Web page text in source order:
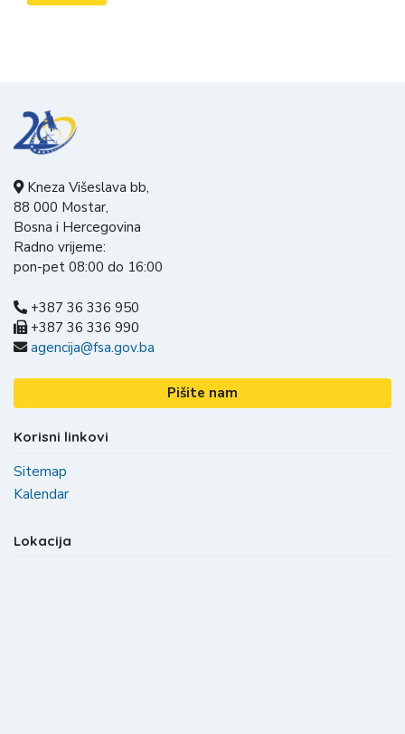
Kneza Višeslava bb,
88 000 Mostar,
Bosna i Hercegovina
Radno vrijeme:
pon-pet 08:00 do 16:00
+387 36 336 950
+387 36 336 990
agencija@fsa.gov.ba
Pišite nam
Korisni linkovi
Sitemap
Kalendar
Lokacija